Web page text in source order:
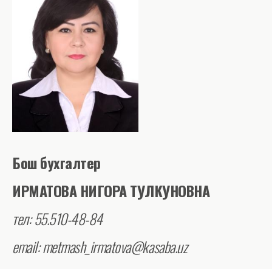
Бош бухгалтер
ИРМАТОВА НИГОРА ТУЛКУНОВНА
тел: 55.510-48-84
email: metmash_irmatova@kasaba.uz